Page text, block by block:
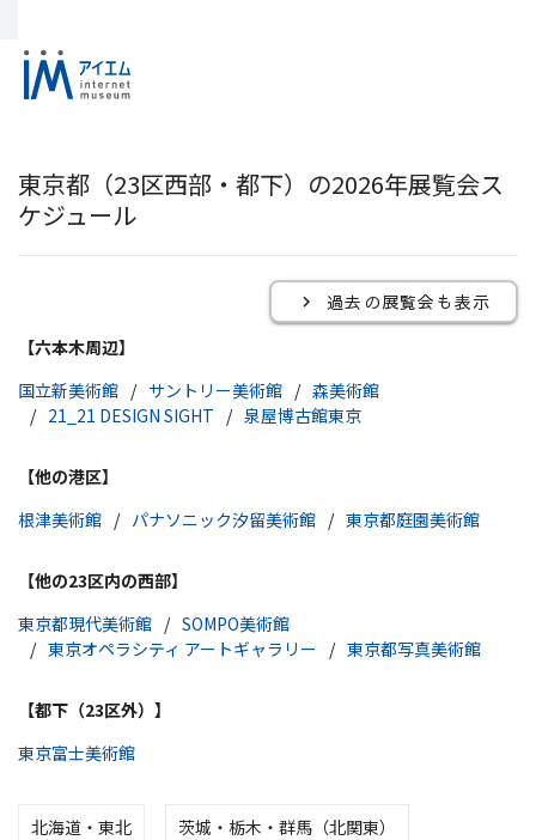
東京都（23区西部・都下）の2026年展覧会ス
ケジュール
過去の展覧会も表示
【六本木周辺】
国立新美術館
サントリー美術館
森美術館
21_21 DESIGN SIGHT
泉屋博古館東京
【他の港区】
根津美術館
パナソニック汐留美術館 東京都庭園美術館
【他の23区内の西部】
東京都現代美術館
SOMPO美術館
東京オペラシティ アートギャラリー
東京都写真美術館
【都下（23区外）】
東京富士美術館
北海道・東北 茨城・栃木・群馬（北関東）